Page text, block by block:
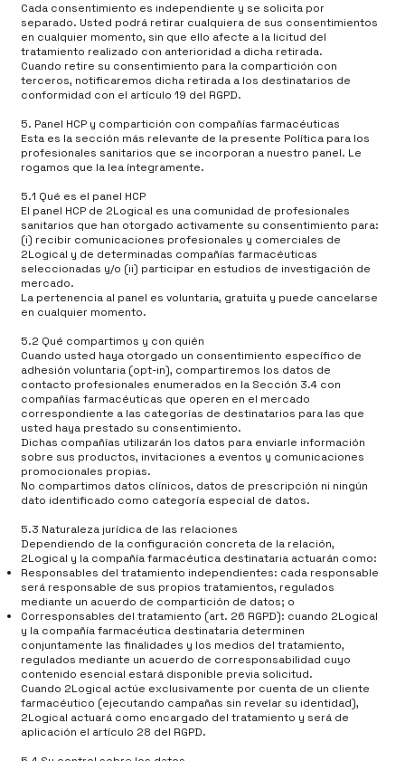
Cada consentimiento es independiente y se solicita por
separado. Usted podrá retirar cualquiera de sus consentimientos
en cualquier momento, sin que ello afecte a la licitud del
tratamiento realizado con anterioridad a dicha retirada.
Cuando retire su consentimiento para la compartición con
terceros, notificaremos dicha retirada a los destinatarios de
conformidad con el artículo 19 del RGPD.
5. Panel HCP y compartición con compañías farmacéuticas
Esta es la sección más relevante de la presente Política para los
profesionales sanitarios que se incorporan a nuestro panel. Le
rogamos que la lea íntegramente.
5.1 Qué es el panel HCP
El panel HCP de 2Logical es una comunidad de profesionales
sanitarios que han otorgado activamente su consentimiento para:
(i) recibir comunicaciones profesionales y comerciales de
2Logical y de determinadas compañías farmacéuticas
seleccionadas y/o (ii) participar en estudios de investigación de
mercado.
La pertenencia al panel es voluntaria, gratuita y puede cancelarse
en cualquier momento.
5.2 Qué compartimos y con quién
Cuando usted haya otorgado un consentimiento específico de
adhesión voluntaria (opt-in), compartiremos los datos de
contacto profesionales enumerados en la Sección 3.4 con
compañías farmacéuticas que operen en el mercado
correspondiente a las categorías de destinatarios para las que
usted haya prestado su consentimiento.
Dichas compañías utilizarán los datos para enviarle información
sobre sus productos, invitaciones a eventos y comunicaciones
promocionales propias.
No compartimos datos clínicos, datos de prescripción ni ningún
dato identificado como categoría especial de datos.
5.3 Naturaleza jurídica de las relaciones
Dependiendo de la configuración concreta de la relación,
2Logical y la compañía farmacéutica destinataria actuarán como:
Responsables del tratamiento independientes: cada responsable
será responsable de sus propios tratamientos, regulados
mediante un acuerdo de compartición de datos; o
Corresponsables del tratamiento (art. 26 RGPD): cuando 2Logical
y la compañía farmacéutica destinataria determinen
conjuntamente las finalidades y los medios del tratamiento,
regulados mediante un acuerdo de corresponsabilidad cuyo
contenido esencial estará disponible previa solicitud.
Cuando 2Logical actúe exclusivamente por cuenta de un cliente
farmacéutico (ejecutando campañas sin revelar su identidad),
2Logical actuará como encargado del tratamiento y será de
aplicación el artículo 28 del RGPD.